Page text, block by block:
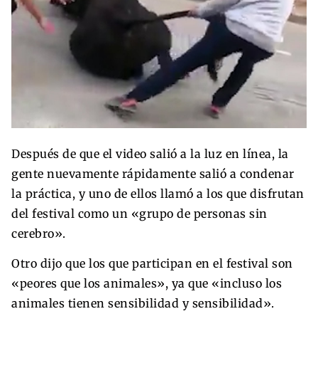
Después de que el video salió a la luz en línea, la
gente nuevamente rápidamente salió a condenar
la práctica, y uno de ellos llamó a los que disfrutan
del festival como un «grupo de personas sin
cerebro».
Otro dijo que los que participan en el festival son
«peores que los animales», ya que «incluso los
animales tienen sensibilidad y sensibilidad».